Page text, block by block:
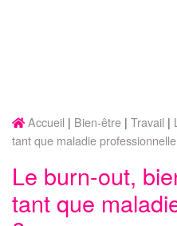
Accueil Bien-être Travail
tant que maladie
Le burn-out,
tant que